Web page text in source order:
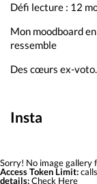
Défi lecture : 12
Mon moodboard
ressemble
Des cœurs ex-
Insta
Sorry! No image gallery
Access Token Limit:
details:Check Here